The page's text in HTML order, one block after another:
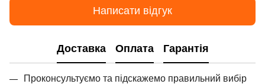
Написати відгук
Доставка Оплата Гарантія
Проконсультуємо та підскажемо правильний вибір